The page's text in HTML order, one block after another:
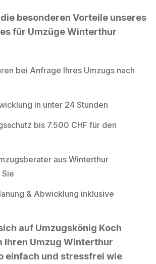
besonderen Vorteile unseres
für Umzüge Winterthur
bei Anfrage Ihres Umzugs nach
in unter 24 Stunden
bis 7.500 CHF für den
aus Winterthur
& Abwicklung inklusive
auf Umzugskönig Koch
Ihren Umzug Winterthur
einfach und stressfrei wie